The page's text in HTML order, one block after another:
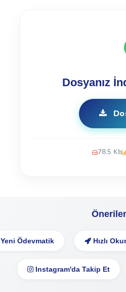
Dosyanız
78.5 Kb
Yeni Ödevmatik Hızlı
Instagram'da Takip Et